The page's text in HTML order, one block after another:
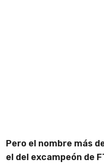
Pero el nombre más
el del excampeón de